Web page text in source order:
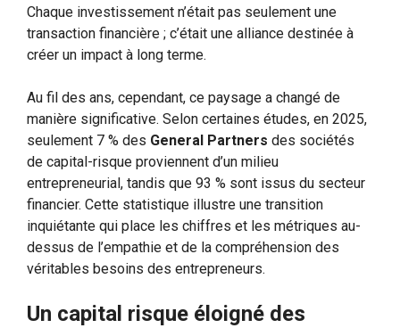
Chaque investissement n’était pas seulement une
transaction financière ; c’était une alliance destinée à
créer un impact à long terme.
Au fil des ans, cependant, ce paysage a changé de
manière significative. Selon certaines études, en 2025,
seulement 7 % des General Partners des sociétés
de capital-risque proviennent d’un milieu
entrepreneurial, tandis que 93 % sont issus du secteur
financier. Cette statistique illustre une transition
inquiétante qui place les chiffres et les métriques au-
dessus de l’empathie et de la compréhension des
véritables besoins des entrepreneurs.
Un capital risque éloigné des